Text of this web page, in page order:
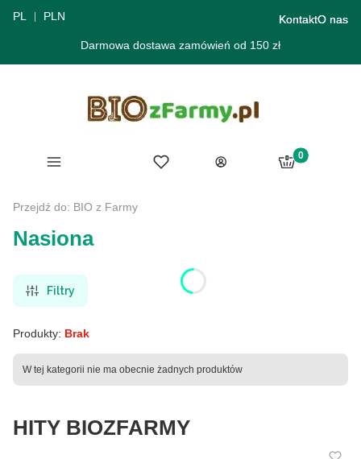
PL PLN KontaktO nas
Darmowa dostawa zamówień od 150 zł
Menu Ulubione
Zaloguj się
Produkty w
Koszyk
Przejdź do: BIO z Farmy
Nasiona
Filtry
Produkty: Brak
Lista produktów
W tej kategorii nie ma obecnie żadnych produktów
HITY BIOZFARMY